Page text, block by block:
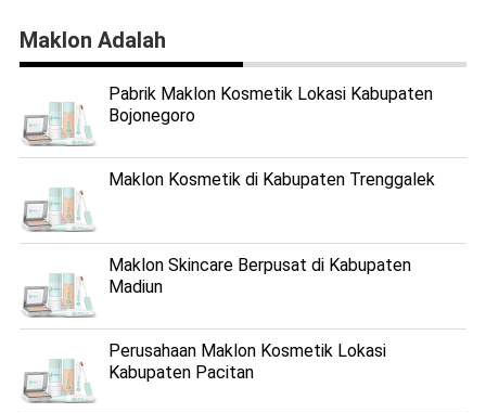
Maklon Adalah
Pabrik Maklon Kosmetik Lokasi Kabupaten
Bojonegoro
Maklon Kosmetik di Kabupaten Trenggalek
Maklon Skincare Berpusat di Kabupaten
Madiun
Perusahaan Maklon Kosmetik Lokasi
Kabupaten Pacitan